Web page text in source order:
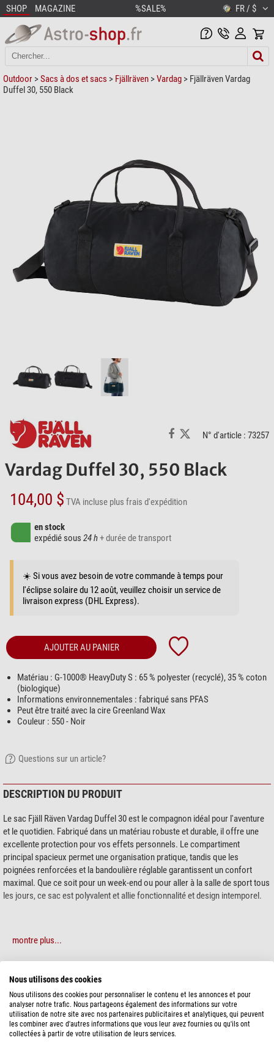
SHOP MAGAZINE %SALE% FR / $
Outdoor >Sacs à dos et sacs > Fjällräven >Vardag > Fjällräven Vardag
Duffel 30, 550 Black
N° d'article : 73257
Vardag Duffel 30, 550 Black
104,00 $ TVA incluse plus frais d'expédition
en stock
expédié sous 24 h+ durée de transport
☀️ Si vous avez besoin de votre commande à temps pour
l'éclipse solaire du 12 août, veuillez choisir un service de
livraison express (DHL Express).
AJOUTER AU PANIER
Matériau : G-1000® HeavyDuty S : 65 % polyester (recyclé), 35 % coton
(biologique)
Informations environnementales : fabriqué sans PFAS
Peut être traité avec la cire Greenland Wax
Couleur : 550 - Noir
Questions sur un article?
DESCRIPTION DU PRODUIT
Le sac Fjäll Räven Vardag Duffel 30 est le compagnon idéal pour l'aventure
et le quotidien. Fabriqué dans un matériau robuste et durable, il offre une
excellente protection pour vos effets personnels. Le compartiment
principal spacieux permet une organisation pratique, tandis que les
poignées renforcées et la bandoulière réglable garantissent un confort
maximal. Que ce soit pour un week-end ou pour aller à la salle de sport tous
les jours, ce sac est polyvalent et allie fonctionnalité et design intemporel.
montre plus...
SPÉCIFICATIONS
Capacité
Groupe d'âge
Adultes
Convient pour ...
Unisexe
Nous utilisons des cookies
Nous utilisons des cookies pour personnaliser le contenu et les annonces et pour
analyser notre trafic. Nous partageons également des informations sur votre
utilisation de notre site avec nos partenaires publicitaires et analytiques, qui peuvent
les combiner avec d'autres informations que vous leur avez fournies ou qu'ils ont
collectées à partir de votre utilisation de leurs services.